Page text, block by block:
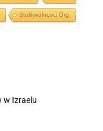
Stolikwolnosci.org
w Izraelu